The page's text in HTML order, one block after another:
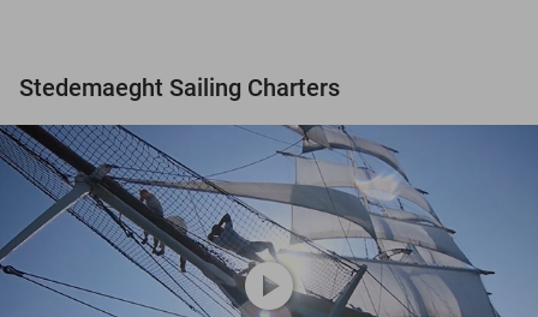
Stedemaeght Sailing Charters
play_circle